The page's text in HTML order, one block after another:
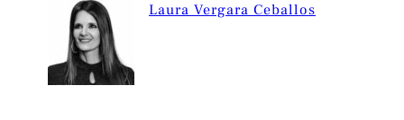
Laura Vergara Ceballos